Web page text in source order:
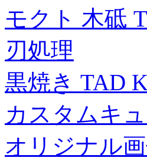
モクト 木砥
刃処理
黒焼き TAD
カスタムキ
オリジナル